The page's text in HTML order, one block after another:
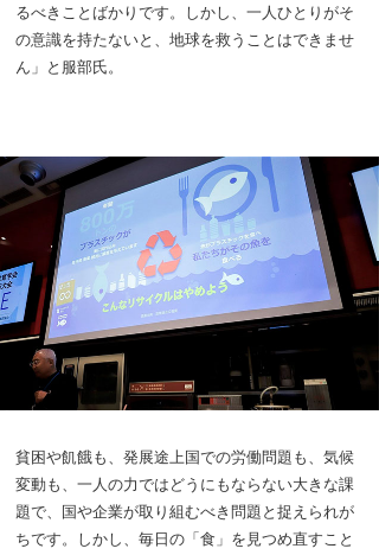
るべきことばかりです。しかし、一人ひとりがそ
の意識を持たないと、地球を救うことはできませ
ん」と服部氏。
貧困や飢餓も、発展途上国での労働問題も、気候
変動も、一人の力ではどうにもならない大きな課
題で、国や企業が取り組むべき問題と捉えられが
ちです。しかし、毎日の「食」を見つめ直すこと